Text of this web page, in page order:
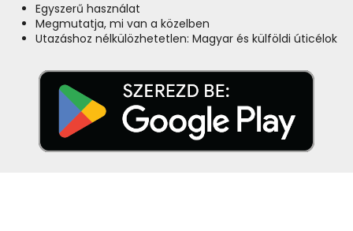
Egyszerű használat
Megmutatja, mi van a közelben
Utazáshoz nélkülözhetetlen: Magyar és külföldi úticélok